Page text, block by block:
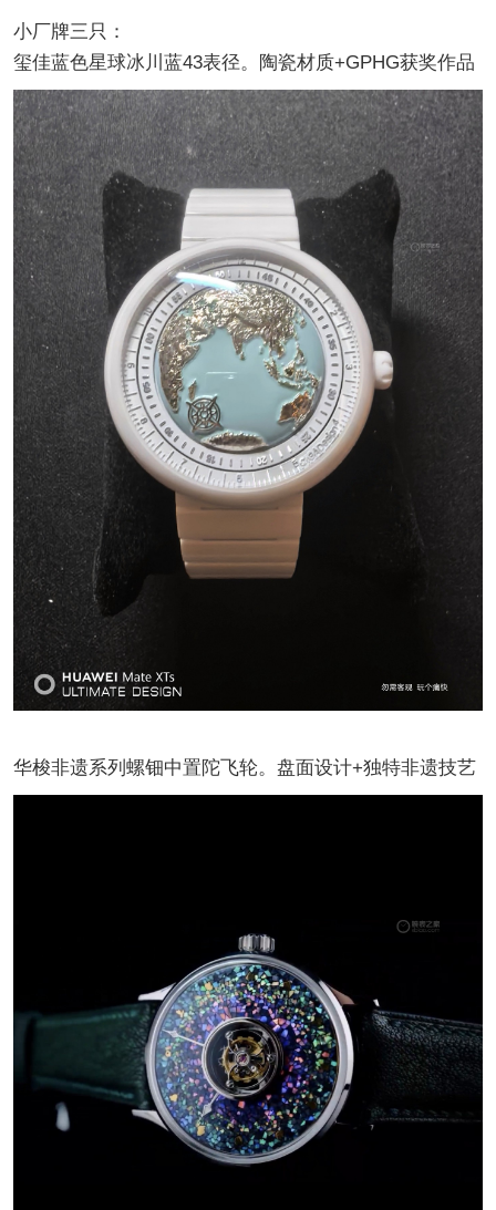
小厂牌三只：
玺佳蓝色星球冰川蓝43表径。陶瓷材质+GPHG获奖作品
华梭非遗系列螺钿中置陀飞轮。盘面设计+独特非遗技艺